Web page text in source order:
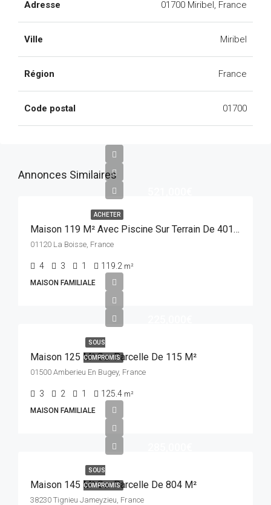
Adresse 01700 Miribel, France
Ville Miribel
Région France
Code postal 01700
Annonces Similaires
ACHETER
Maison 119 M² Avec Piscine Sur Terrain De 401 M²
01120 La Boisse, France
4 3 1 119.2 m²
MAISON FAMILIALE
SOUS
COMPROMIS
Maison 125 M² Sur Parcelle De 115 M²
01500 Amberieu En Bugey, France
3 2 1 125.4 m²
MAISON FAMILIALE
SOUS
COMPROMIS
Maison 145 M² Sur Parcelle De 804 M²
38230 Tignieu Jameyzieu, France